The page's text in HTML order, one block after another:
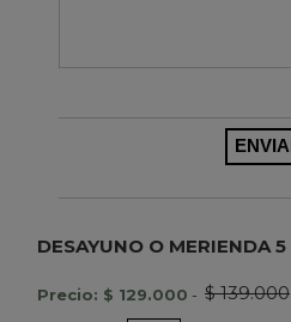
DESAYUNO O MERIENDA 5
Precio: $ 129.000 - $ 139.000